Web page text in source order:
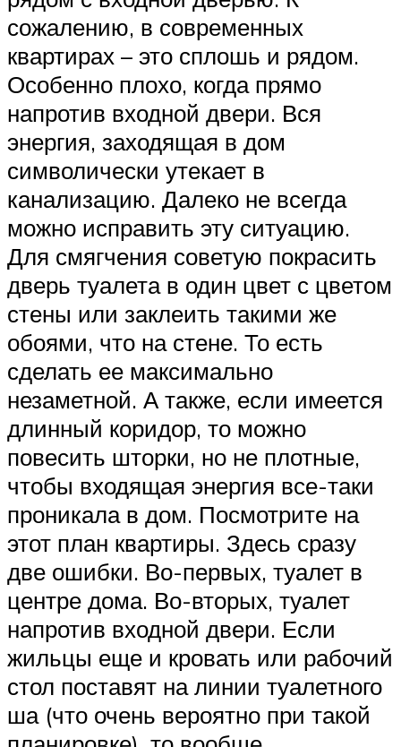
сожалению, в современных
квартирах – это сплошь и рядом.
Особенно плохо, когда прямо
напротив входной двери. Вся
энергия, заходящая в дом
символически утекает в
канализацию. Далеко не всегда
можно исправить эту ситуацию.
Для смягчения советую покрасить
дверь туалета в один цвет с цветом
стены или заклеить такими же
обоями, что на стене. То есть
сделать ее максимально
незаметной. А также, если имеется
длинный коридор, то можно
повесить шторки, но не плотные,
чтобы входящая энергия все-таки
проникала в дом. Посмотрите на
этот план квартиры. Здесь сразу
две ошибки. Во-первых, туалет в
центре дома. Во-вторых, туалет
напротив входной двери. Если
жильцы еще и кровать или рабочий
стол поставят на линии туалетного
ша (что очень вероятно при такой